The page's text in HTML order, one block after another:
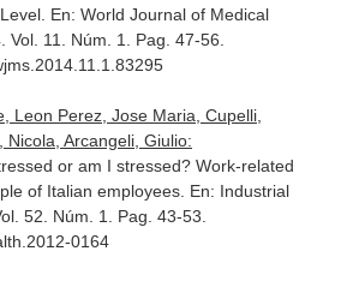
En: World Journal of Medical
Vol. 11. Núm. 1. Pag. 47-56.
Leon Perez, Jose Maria, Cupelli,
Nicola, Arcangeli, Giulio:
or am I stressed? Work-related
of Italian employees. En: Industrial
52. Núm. 1. Pag. 43-53.
0164